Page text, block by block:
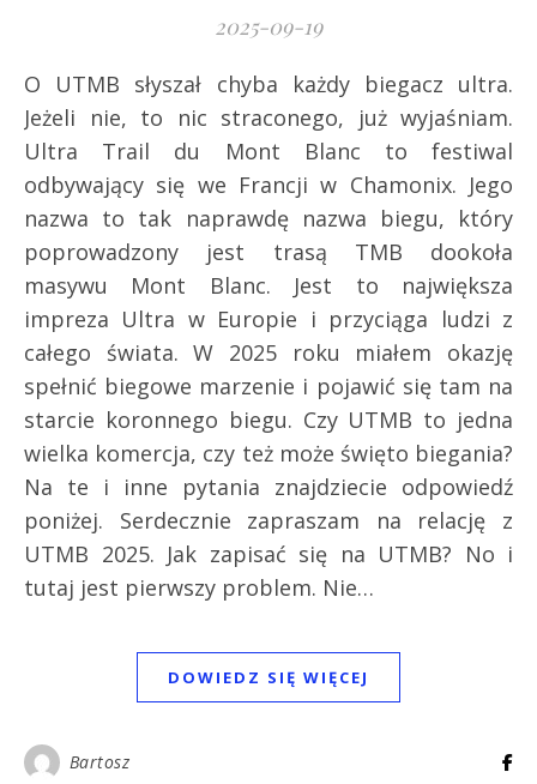
2025-09-19
O UTMB słyszał chyba każdy biegacz ultra.
Jeżeli nie, to nic straconego, już wyjaśniam.
Ultra Trail du Mont Blanc to festiwal
odbywający się we Francji w Chamonix. Jego
nazwa to tak naprawdę nazwa biegu, który
poprowadzony jest trasą TMB dookoła
masywu Mont Blanc. Jest to największa
impreza Ultra w Europie i przyciąga ludzi z
całego świata. W 2025 roku miałem okazję
spełnić biegowe marzenie i pojawić się tam na
starcie koronnego biegu. Czy UTMB to jedna
wielka komercja, czy też może święto biegania?
Na te i inne pytania znajdziecie odpowiedź
poniżej. Serdecznie zapraszam na relację z
UTMB 2025. Jak zapisać się na UTMB? No i
tutaj jest pierwszy problem. Nie…
DOWIEDZ SIĘ WIĘCEJ
Bartosz